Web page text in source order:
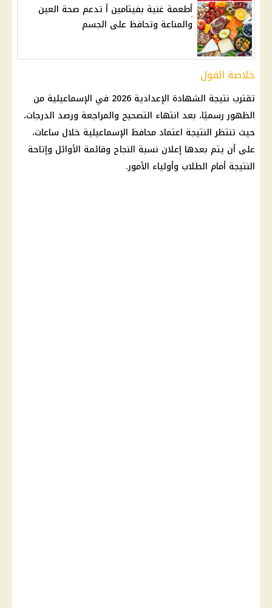
أطعمة غنية بفيتامين أ تدعم صحة العين
والمناعة وتحافظ على الجسم
خلاصة القول
تقترب نتيجة الشهادة الإعدادية 2026
في الإسماعيلية من
الظهور رسميًا، بعد انتهاء التصحيح والمراجعة ورصد الدرجات،
حيث تنتظر النتيجة اعتماد محافظ الإسماعيلية خلال ساعات،
على أن يتم بعدها إعلان نسبة النجاح وقائمة الأوائل وإتاحة
النتيجة أمام الطلاب وأولياء الأمور.